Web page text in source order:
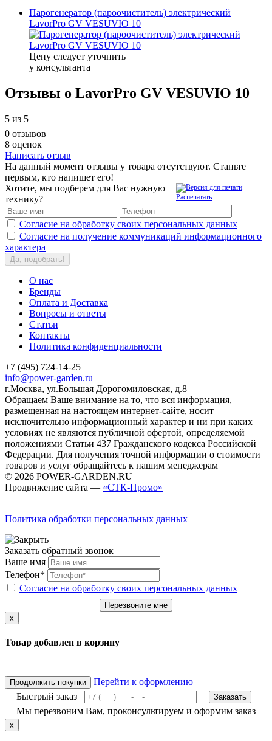
Парогенератор (пароочиститель) электрический
LavorPro GV VESUVIO 10
Цену следует уточнить
у консультанта
Отзывы о LavorPro GV VESUVIO 10
5 из 5
0 отзывов
8 оценок
Написать отзыв
На данный момент отзывы у товара отсутствуют. Станьте
первым, кто напишет его!
Распечатать
Хотите, мы подберем для Вас нужную
технику?
Согласие на обработку своих персональных данных
Согласие на получение коммуникаций информационного
характера
Да, подобрать!
О нас
Бренды
Оплата и Доставка
Вопросы и ответы
Статьи
Контакты
Политика конфиденциальности
+7 (495) 724-14-25
info@power-garden.ru
г.Москва, ул.Большая Дорогомиловская, д.8
Обращаем Ваше внимание на то, что вся информация,
размещенная на настоящем интернет-сайте, носит
исключительно информационный характер и ни при каких
условиях не являются публичной офертой, определяемой
положениями Статьи 437 Гражданского кодекса Российской
Федерации. Для получения точной информации о стоимости
товаров и услуг обращайтесь к нашим менеджерам
© 2026 POWER-GARDEN.RU
Продвижение сайта — «СТК-Промо»
Политика обработки персональных данных
Заказать обратный звонок
Ваше имя
Телефон*
Согласие на обработку своих персональных данных
Перезвоните мне
x
Товар добавлен в корзину
Продолжить покупки
Перейти к оформлению
Быстрый заказ
Заказать
Мы перезвоним Вам, проконсультируем и оформим заказ
x